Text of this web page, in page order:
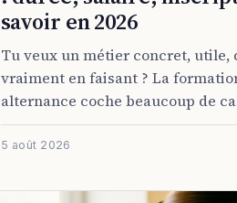
savoir en 2026
Tu veux un métier concret, utile,
vraiment en faisant ? La
alternance coche beaucoup de
5 août 2026